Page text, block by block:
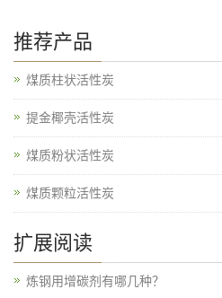
推荐产品
煤质柱状活性炭
提金椰壳活性炭
煤质粉状活性炭
煤质颗粒活性炭
扩展阅读
炼钢用增碳剂有哪几种？